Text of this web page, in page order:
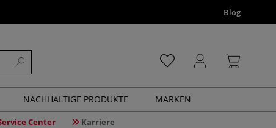
Blog
NACHHALTIGE PRODUKTE MARKEN
Center Karriere